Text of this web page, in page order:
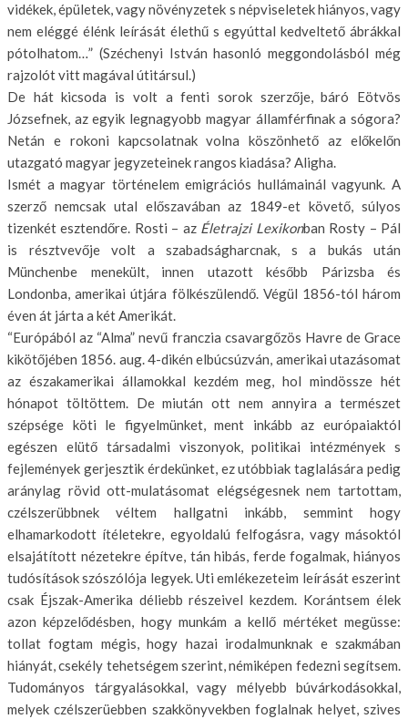
vidékek, épületek, vagy növényzetek s népvise­letek hiányos, vagy
nem eléggé élénk leírását élethű s egyúttal kedveltető áb­rákkal
pótolhatom…” (Széchenyi István ha­sonló meggondolásból még
rajzolót vitt magával útitársul.)
De hát kicsoda is volt a fenti sorok szerzője, báró Eötvös
Józsefnek, az egyik legnagyobb magyar államférfi­nak a sógora?
Netán e rokoni kapcso­latnak volna köszönhető az előkelőn
utazgató magyar jegyzeteinek rangos kiadása? Aligha.
Ismét a magyar történelem emigrációs hullámainál vagyunk. A
szerző nemcsak utal előszavában az 1849-et követő, súlyos
tizenkét esztendőre. Rosti – az Életrajzi Lexikonban Rosty – Pál
is résztvevője volt a szabadságharc­nak, s a bukás után
Münchenbe mene­kült, innen utazott később Párizsba és
Londonba, amerikai útjára fölkészü­lendő. Végül 1856-tól három
éven át járta a két Amerikát.
“Európából az “Alma” nevű franczia csavargőzös Havre de Grace
kikö­tőjében 1856. aug. 4-dikén elbúcsúz­ván, amerikai utazásomat
az észak­amerikai államokkal kezdém meg, hol mindössze hét
hónapot töltöttem. De miután ott nem annyira a természet
szépsége köti le figyelmünket, ment in­kább az európaiaktól
egészen elütő tár­sadalmi viszonyok, politikai intézmé­nyek s
fejlemények gerjesztik érdekün­ket, ez utóbbiak taglalására pedig
aránylag rövid ott-mulatásomat elégsé­gesnek nem tartottam,
czélszerübbnek véltem hallgatni inkább, semmint hogy
elhamarkodott ítéletekre, egyoldalú felfogásra, vagy másoktól
elsajátított nézetekre építve, tán hibás, ferde fogal­mak, hiányos
tudósítások szószólója legyek. Uti emlékezeteim leírását esze­rint
csak Éjszak-Amerika déliebb ré­szeivel kezdem. Korántsem élek
azon képzelődésben, hogy munkám a kellő mértéket megüsse:
tollat fogtam mégis, hogy hazai irodalmunknak e szakmá­ban
hiányát, csekély tehetségem sze­rint, némiképen fedezni segítsem.
Tu­dományos tárgyalásokkal, vagy mé­lyebb búvárkodásokkal,
melyek czélszerüebben szakkönyvekben foglalnak helyet, szives